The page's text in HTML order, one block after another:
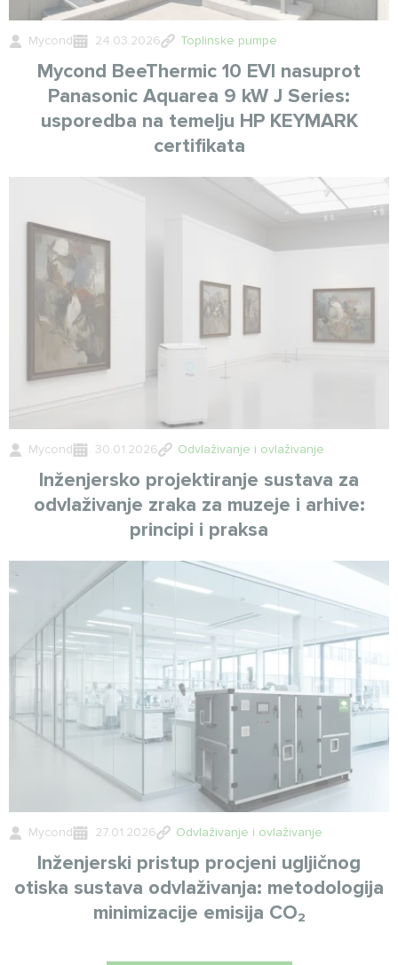
Mycond 24.03.2026 Toplinske pumpe
Mycond BeeThermic 10 EVI nasuprot
Panasonic Aquarea 9 kW J Series:
usporedba na temelju HP KEYMARK
certifikata
Mycond 30.01.2026 Odvlaživanje i ovlaživanje
Inženjersko projektiranje sustava za
odvlaživanje zraka za muzeje i arhive:
principi i praksa
Mycond 27.01.2026 Odvlaživanje i ovlaživanje
Inženjerski pristup procjeni ugljičnog
otiska sustava odvlaživanja: metodologija
minimizacije emisija CO₂